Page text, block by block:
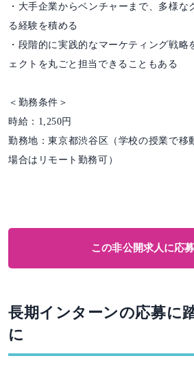
・大手企業からベンチャーまで、多様な
る経験を積める
・段階的に実践的なマーケティング戦略
ェクトを丸ごと担当できることもある
＜勤務条件＞
時給：1,250円
勤務地：東京都渋谷区（学校の授業で移
場合はリモート勤務可）
この非公開求人に応
長期インターンの応募に
に